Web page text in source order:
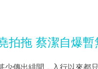
拍拖 蔡潔自爆暫